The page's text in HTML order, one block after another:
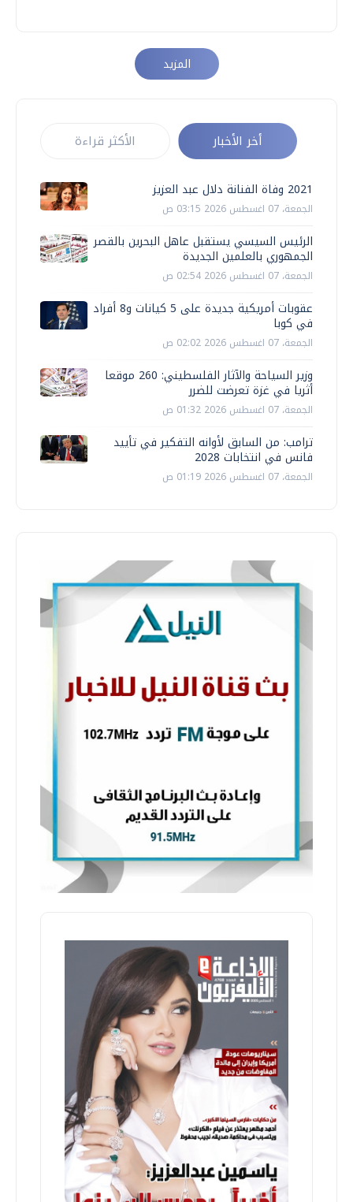
المزيد
أخر الأخبار الأكثر قراءة
2021 وفاة الفنانة دلال عبد العزيز
الجمعة، 07 اغسطس 2026 03:15 ص
الرئيس السيسي يستقبل عاهل البحرين بالقصر
الجمهوري بالعلمين الجديدة
الجمعة، 07 اغسطس 2026 02:54 ص
عقوبات أمريكية جديدة على 5 كيانات و8 أفراد
في كوبا
الجمعة، 07 اغسطس 2026 02:02 ص
وزير السياحة والآثار الفلسطيني: 260 موقعا
أثريا في غزة تعرضت للضرر
الجمعة، 07 اغسطس 2026 01:32 ص
ترامب: من السابق لأوانه التفكير في تأييد
فانس في انتخابات 2028
الجمعة، 07 اغسطس 2026 01:19 ص